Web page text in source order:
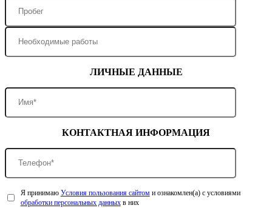
ЛИЧНЫЕ ДАННЫЕ
КОНТАКТНАЯ ИНФОРМАЦИЯ
Я принимаю Условия пользования сайтоми ознакомлен(а) с условиями
обработки персональных данныхв них